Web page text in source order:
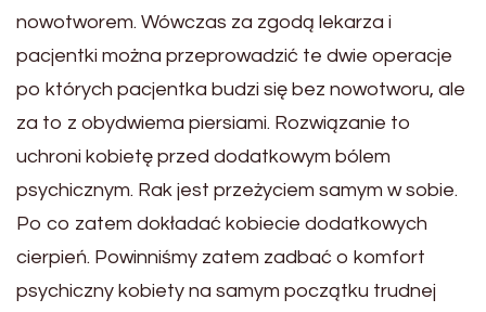
nowotworem. Wówczas za zgodą lekarza i
pacjentki można przeprowadzić te dwie operacje
po których pacjentka budzi się bez nowotworu, ale
za to z obydwiema piersiami. Rozwiązanie to
uchroni kobietę przed dodatkowym bólem
psychicznym. Rak jest przeżyciem samym w sobie.
Po co zatem dokładać kobiecie dodatkowych
cierpień. Powinniśmy zatem zadbać o komfort
psychiczny kobiety na samym początku trudnej